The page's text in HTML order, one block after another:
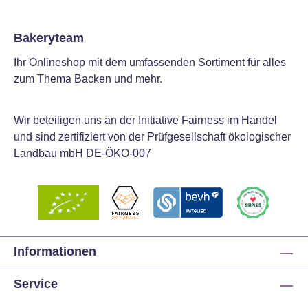
Bakeryteam
Ihr Onlineshop mit dem umfassenden Sortiment für alles
zum Thema Backen und mehr.
Wir beteiligen uns an der Initiative Fairness im Handel
und sind zertifiziert von der Prüfgesellschaft ökologischer
Landbau mbH DE-ÖKO-007
Informationen
Service